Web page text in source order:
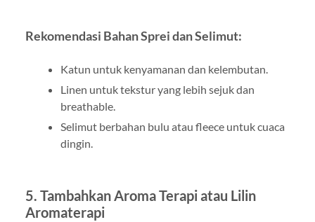
Rekomendasi Bahan Sprei dan Selimut:
Katun untuk kenyamanan dan kelembutan.
Linen untuk tekstur yang lebih sejuk dan
breathable.
Selimut berbahan bulu atau fleece untuk cuaca
dingin.
5. Tambahkan Aroma Terapi atau Lilin
Aromaterapi